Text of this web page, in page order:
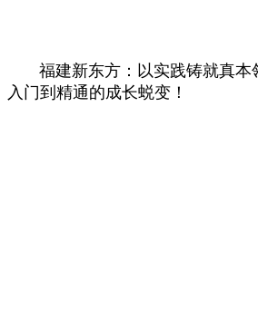
福建新东方：以实践铸就真
入门到精通的成长蜕变！